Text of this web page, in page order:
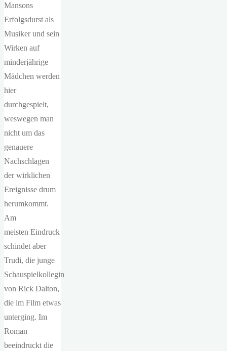
Mansons
Erfolgsdurst als
Musiker und sein
Wirken auf
minderjährige
Mädchen werden
hier
durchgespielt,
weswegen man
nicht um das
genauere
Nachschlagen
der wirklichen
Ereignisse drum
herumkommt.
Am
meisten Eindruck
schindet aber
Trudi, die junge
Schauspielkollegin
von Rick Dalton,
die im Film etwas
unterging. Im
Roman
beeindruckt die